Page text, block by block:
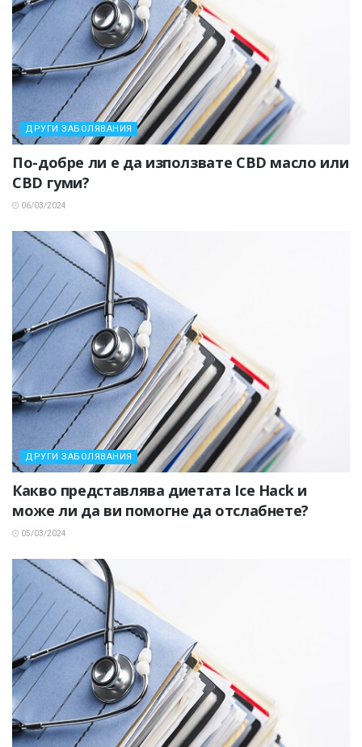
ДРУГИ ЗАБОЛЯВАНИЯ
По-добре ли е да използвате CBD масло или
CBD гуми?
06/03/2024
ДРУГИ ЗАБОЛЯВАНИЯ
Какво представлява диетата Ice Hack и
може ли да ви помогне да отслабнете?
05/03/2024